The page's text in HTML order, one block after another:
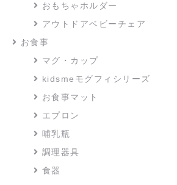
おもちゃホルダー
アウトドアベビーチェア
お食事
マグ・カップ
kidsmeモグフィシリーズ
お食事マット
エプロン
哺乳瓶
調理器具
食器